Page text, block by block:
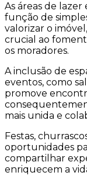
As áreas de
função de
valorizar o
crucial ao
os moradores.
A inclusão de
eventos, como
promove
mais unida e
Festas,
oportunidades
compartilhar
enriquecem a